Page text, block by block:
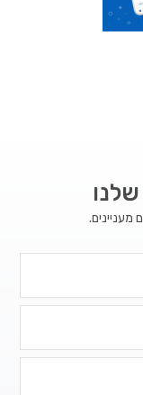
מעניינים.